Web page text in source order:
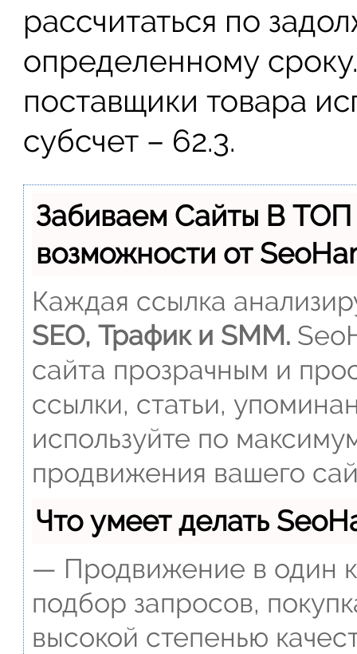
рассчитаться по
определенному
поставщики товара
субсчет – 62.3.
Забиваем Сайты В
возможности от
Каждая ссылка
SEO, Трафик и SMM.
сайта прозрачным и
ссылки, статьи,
используйте по
продвижения вашего
Что умеет делать
— Продвижение в один
подбор запросов,
высокой степенью